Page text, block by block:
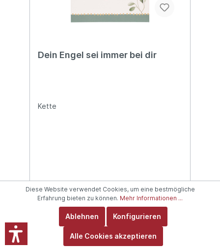
Dein Engel sei immer bei dir
Kette
9,95 €*
In den Warenkorb
Diese Website verwendet Cookies, um eine bestmögliche
Erfahrung bieten zu können. Mehr Informationen ...
Ablehnen Konfigurieren
Alle Cookies akzeptieren